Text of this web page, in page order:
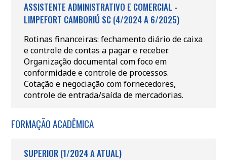
ASSISTENTE ADMINISTRATIVO E COMERCIAL -
LIMPEFORT CAMBORIÚ SC (4/2024 A 6/2025)
Rotinas financeiras: fechamento diário de caixa
e controle de contas a pagar e receber.
Organização documental com foco em
conformidade e controle de processos.
Cotação e negociação com fornecedores,
controle de entrada/saída de mercadorias.
FORMAÇÃO ACADÊMICA
SUPERIOR (1/2024 A ATUAL)